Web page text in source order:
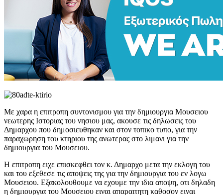
Με χαρα η επιτροπη συντονισμου για την δημιουργια Μουσειου
νεωτερης Ιστοριας του νησιου μας, ακουσε τις δηλωσεις του
Δημαρχου που δημοσιευθηκαν και στον τοπικο τυπο, για την
παραχωρηση του κτηριου της ανωτερας στο λιμανι για την
δημιουργια του Μουσειου.
Η επιτροπη ειχε επισκεφθει τον κ. Δημαρχο μετα την εκλογη του
και του εξεθεσε τις αποψεις της για την δημιουργια του εν λογω
Μουσειου. Εξακολουθουμε να εχουμε την ιδια αποψη, οτι δηλαδη
η δημιουργια του Μουσειου ειναι απαραιτητη καθοσον ειναι